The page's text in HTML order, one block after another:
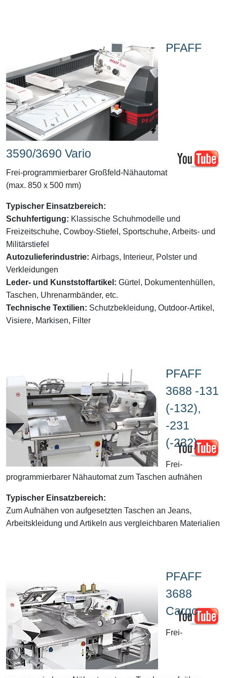
PFAFF
3590/3690 Vario
Frei-programmierbarer Großfeld-Nähautomat
(max. 850 x 500 mm)
Typischer Einsatzbereich:
Schuhfertigung: Klassische Schuhmodelle und
Freizeitschuhe, Cowboy-Stiefel, Sportschuhe, Arbeits- und
Militärstiefel
Autozulieferindustrie: Airbags, Interieur, Polster und
Verkleidungen
Leder- und Kunststoffartikel: Gürtel, Dokumentenhüllen,
Taschen, Uhrenarmbänder, etc.
Technische Textilien: Schutzbekleidung, Outdoor-Artikel,
Visiere, Markisen, Filter
PFAFF
3688 -131
(-132),
-231
(-232)
Frei-
programmierbarer Nähautomat zum Taschen aufnähen
Typischer Einsatzbereich:
Zum Aufnähen von aufgesetzten Taschen an Jeans,
Arbeitskleidung und Artikeln aus vergleichbaren Materialien
PFAFF
3688
Cargo
Frei-